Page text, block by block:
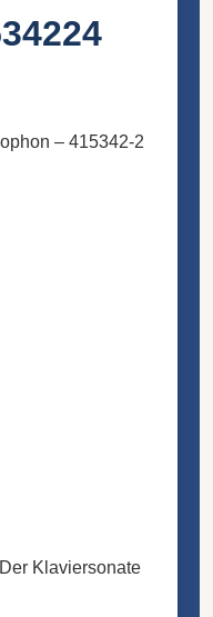
– 415342-2
Klaviersonate